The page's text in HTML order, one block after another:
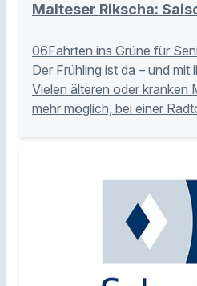
Malteser Rikscha:
06Fahrten ins Grüne für
Der Frühling ist da – und mit
Vielen älteren oder kranken
mehr möglich, bei einer